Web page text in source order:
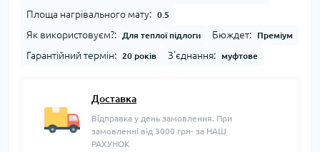
Площа нагрівального мату: 0.5
Як використовуєм?: Для теплої підлоги Бюждет: Преміум
Гарантійний термін: 20 років З'єднання: муфтове
Доставка
Відправка у день замовлення. При
замовленні від 3000 грн- за НАШ
РАХУНОК